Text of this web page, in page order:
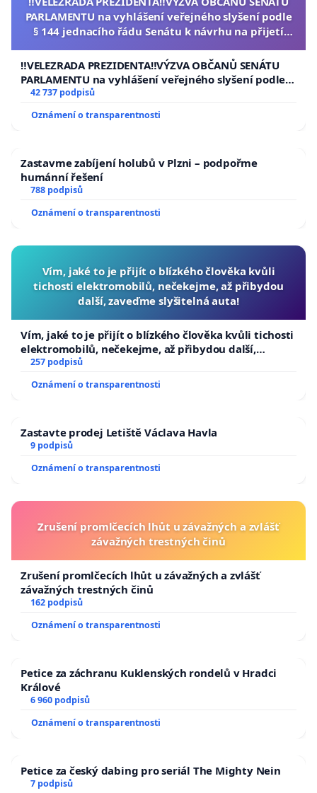
PARLAMENTU na vyhlášení veřejného slyšení podle
§ 144 jednacího řádu Senátu k návrhu na přijetí
republiky
‼️VELEZRADA PREZIDENTA‼️VÝZVA OBČANŮ SENÁTU
PARLAMENTU na vyhlášení veřejného slyšení podle §
144 jednacího řádu Senátu k návrhu na přijetí
republiky
42 737 podpisů
Oznámení o transparentnosti
Zastavme zabíjení holubů v Plzni – podpořme
humánní řešení
788 podpisů
Oznámení o transparentnosti
Vím, jaké to je přijít o blízkého člověka kvůli
tichosti elektromobilů, nečekejme, až přibydou
další, zaveďme slyšitelná auta!
Vím, jaké to je přijít o blízkého člověka kvůli tichosti
elektromobilů, nečekejme, až přibydou další,
zaveďme slyšitelná auta!
257 podpisů
Oznámení o transparentnosti
Zastavte prodej Letiště Václava Havla
9 podpisů
Oznámení o transparentnosti
Zrušení promlčecích lhůt u závažných a zvlášť
závažných trestných činů
Zrušení promlčecích lhůt u závažných a zvlášť
závažných trestných činů
162 podpisů
Oznámení o transparentnosti
Petice za záchranu Kuklenských rondelů v Hradci
Králové
6 960 podpisů
Oznámení o transparentnosti
Petice za český dabing pro seriál The Mighty Nein
7 podpisů